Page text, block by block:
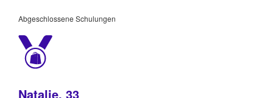
Abgeschlossene Schulungen
Natalie, 33